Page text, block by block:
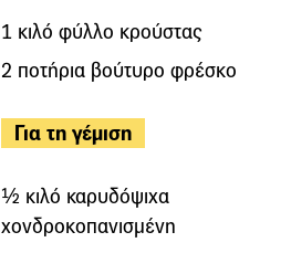
1 κιλό φύλλο κρούστας
2 ποτήρια βούτυρο φρέσκο
Για τη γέμιση
½ κιλό καρυδόψιχα
χονδροκοπανισμένη